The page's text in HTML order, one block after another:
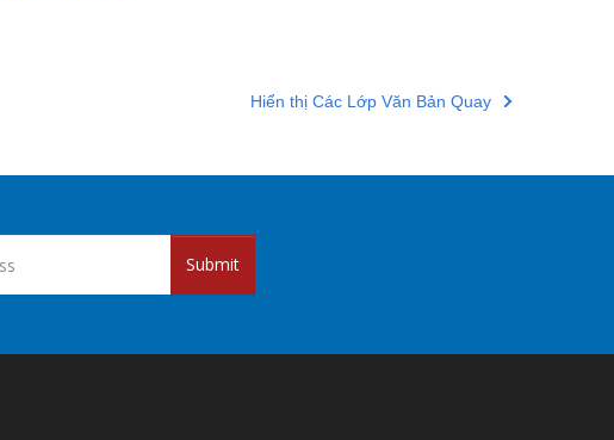
Hiển thị Các Lớp Văn Bản Quay
Submit